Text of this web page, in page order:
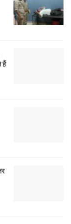
में भारतीयों की
of Brahma
Campaign,
Abhiyan
हैं